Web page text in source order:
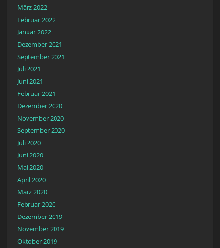
März 2022
Februar 2022
Januar 2022
Dezember 2021
September 2021
Juli 2021
Juni 2021
Februar 2021
Dezember 2020
November 2020
September 2020
Juli 2020
Juni 2020
Mai 2020
April 2020
März 2020
Februar 2020
Dezember 2019
November 2019
Oktober 2019